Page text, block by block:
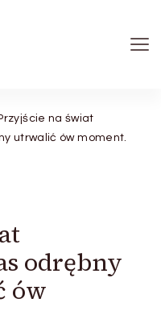
na świat
utrwalić ów moment.
odrębny
ów